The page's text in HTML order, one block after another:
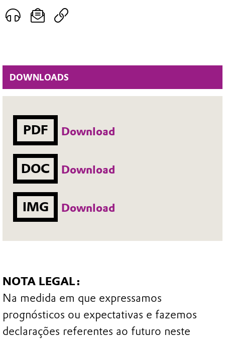
DOWNLOADS
PDF Download
DOC Download
IMG Download
NOTA LEGAL:
Na medida em que expressamos
prognósticos ou expectativas e fazemos
declarações referentes ao futuro neste